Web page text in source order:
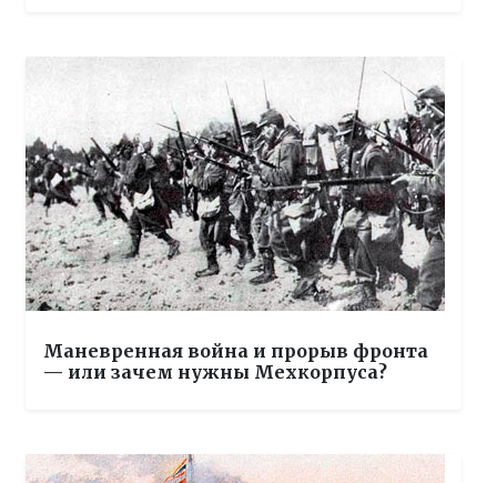
Маневренная война и прорыв фронта
— или зачем нужны Мехкорпуса?